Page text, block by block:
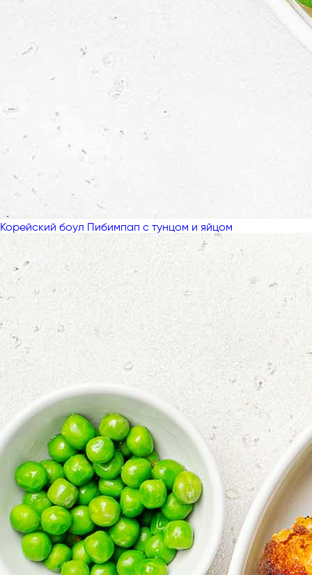
Корейский боул Пибимпап с тунцом и яйцом